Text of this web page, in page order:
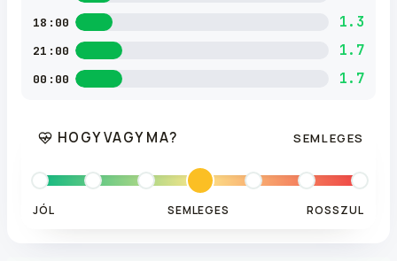
18:00 1.3
21:00 1.7
00:00 1.7
HOGY VAGY MA? SEMLEGES
JÓL SEMLEGES ROSSZUL